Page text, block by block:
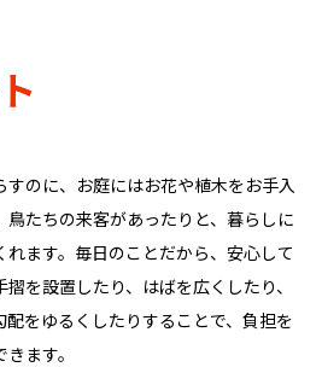
のに、お庭にはお花や植木をお手入
たちの来客があったりと、暮らしに
ます。毎日のことだから、安心して
を設置したり、はばを広くしたり、
をゆるくしたりすることで、負担を
ます。